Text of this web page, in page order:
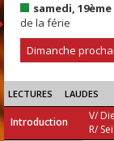
samedi,
de la férie
Dimanche
LECTURES LAUDES
Introduction
V/
R/